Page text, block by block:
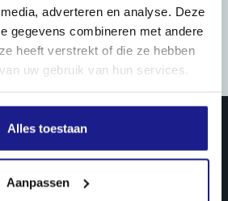
adverteren en analyse. Deze
gegevens combineren met andere
heeft verstrekt of die ze hebben
uw gebruik van hun services.
Alles toestaan
Aanpassen